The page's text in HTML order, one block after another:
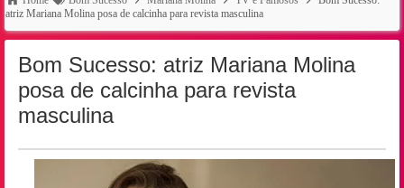
atriz Mariana Molina posa de calcinha para revista masculina
Bom Sucesso: atriz Mariana Molina
posa de calcinha para revista
masculina